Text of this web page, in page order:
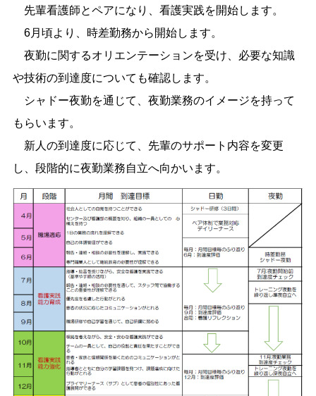
先輩看護師とペアになり、看護実践を開始します。
6月頃より、時差勤務から開始します。
夜勤に関するオリエンテーションを受け、必要な知識
や技術の到達度についても確認します。
シャドー夜勤を通じて、夜勤業務のイメージを持って
もらいます。
新人の到達度に応じて、先輩のサポート内容を変更
し、段階的に夜勤業務自立へ向かいます。